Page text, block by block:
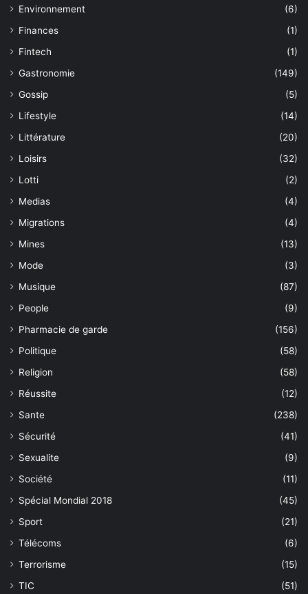
Environnement
(6)
Finances
(1)
Fintech
(1)
Gastronomie
(149)
Gossip
(5)
Lifestyle
(14)
Littérature
(20)
Loisirs
(32)
Lotti
(2)
Medias
(4)
Migrations
(4)
Mines
(13)
Mode
(3)
Musique
(87)
People
(9)
Pharmacie de garde
(156)
Politique
(58)
Religion
(58)
Réussite
(12)
Sante
(238)
Sécurité
(41)
Sexualite
(9)
Société
(11)
Spécial Mondial 2018
(45)
Sport
(21)
Télécoms
(6)
Terrorisme
(15)
TIC
(51)